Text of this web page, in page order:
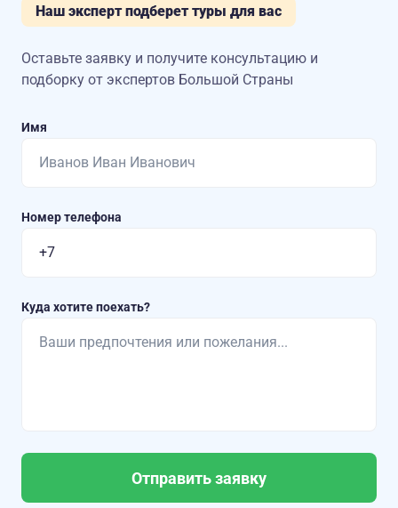
Наш эксперт подберет туры для вас
Оставьте заявку и получите консультацию и
подборку от экспертов Большой Страны
Имя
Номер телефона
Куда хотите поехать?
Отправить заявку